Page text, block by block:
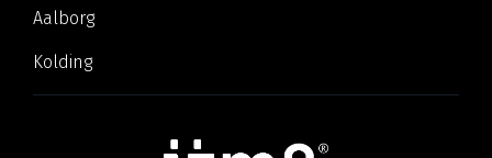
Aalborg
Kolding